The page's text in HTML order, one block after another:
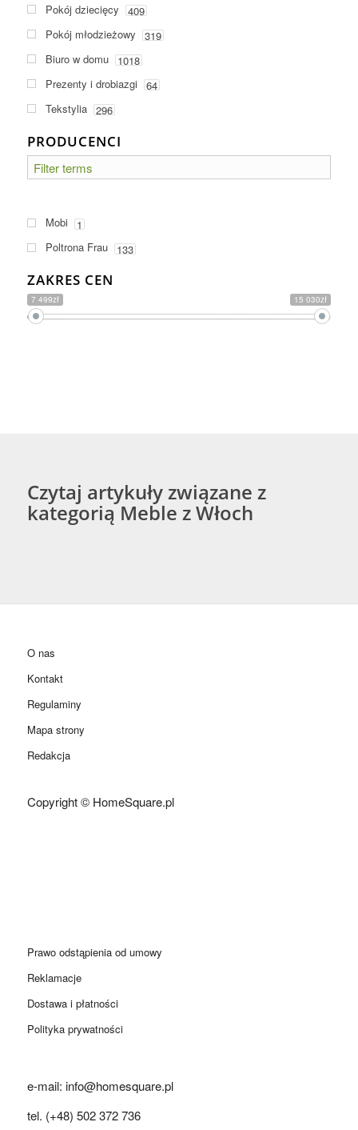
Pokój dziecięcy
409
Pokój młodzieżowy
319
Biuro w domu
1018
Prezenty i drobiazgi
64
Tekstylia 296
PRODUCENCI
Mobi
1
Poltrona Frau 133
ZAKRES CEN
7 499zł 15 030zł
Czytaj artykuły związane z
kategorią Meble z Włoch
O nas
Kontakt
Regulaminy
Mapa strony
Redakcja
Copyright © HomeSquare.pl
Prawo odstąpienia od umowy
Reklamacje
Dostawa i płatności
Polityka prywatności
e-mail: info@homesquare.pl
tel. (+48) 502 372 736